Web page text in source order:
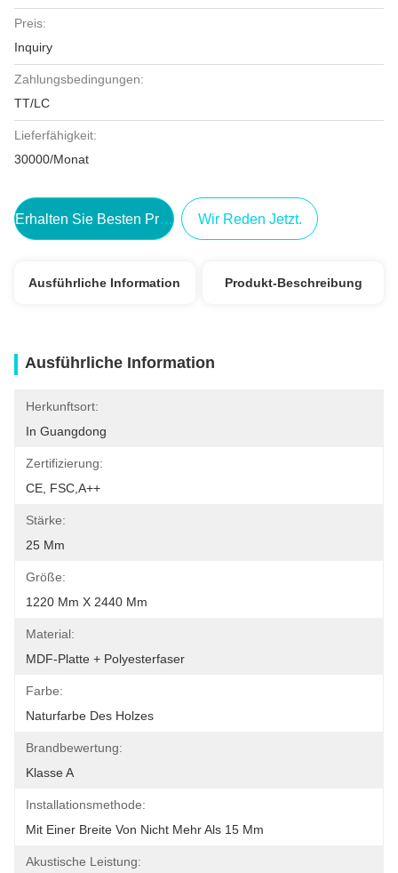
Preis:
Inquiry
Zahlungsbedingungen:
TT/LC
Lieferfähigkeit:
30000/Monat
Erhalten Sie Besten Preis Wir Reden Jetzt.
Ausführliche Information Produkt-Beschreibung
Ausführliche Information
Herkunftsort:
In Guangdong
Zertifizierung:
CE, FSC,A++
Stärke:
25 Mm
Größe:
1220 Mm X 2440 Mm
Material:
MDF-Platte + Polyesterfaser
Farbe:
Naturfarbe Des Holzes
Brandbewertung:
Klasse A
Installationsmethode:
Mit Einer Breite Von Nicht Mehr Als 15 Mm
Akustische Leistung: